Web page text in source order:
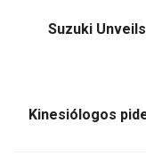
Suzuki
Kinesiólogos